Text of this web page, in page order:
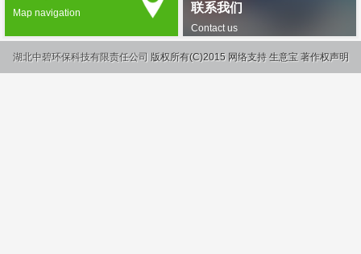
联系我们
Contact us
Map navigation
湖北中碧环保科技有限责任公司 版权所有(C)2015 网络支持 生意宝 著作权声明